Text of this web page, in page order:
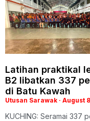
Latihan praktikal
B2 libatkan 337
di Batu Kawah
Utusan Sarawak August
KUCHING: Seramai 337